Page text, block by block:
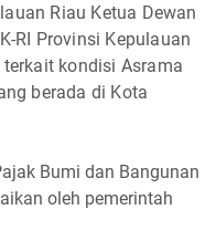
Riau Ketua Dewan
RI Provinsi Kepulauan
kondisi Asrama
berada di Kota
Bumi dan Bangunan
oleh pemerintah